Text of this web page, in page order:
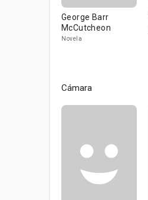
George Barr
McCutcheon
Novela
Cámara